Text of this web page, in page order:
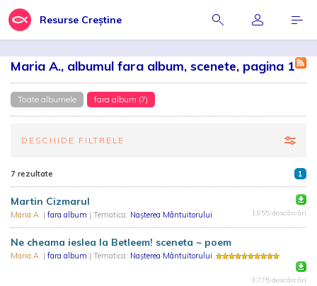
Resurse Creștine
Maria A., albumul fara album, scenete, pagina 1
Toate albumele fara album (7)
DESCHIDE FILTRELE
7 rezultate 1
Martin Cizmarul
Maria A. | fara album | Tematica: Nașterea Mântuitorului 1.955 descărcări
Ne cheama ieslea la Betleem! sceneta ~ poem
Maria A. | fara album | Tematica: Nașterea Mântuitorului
3.775 descărcări